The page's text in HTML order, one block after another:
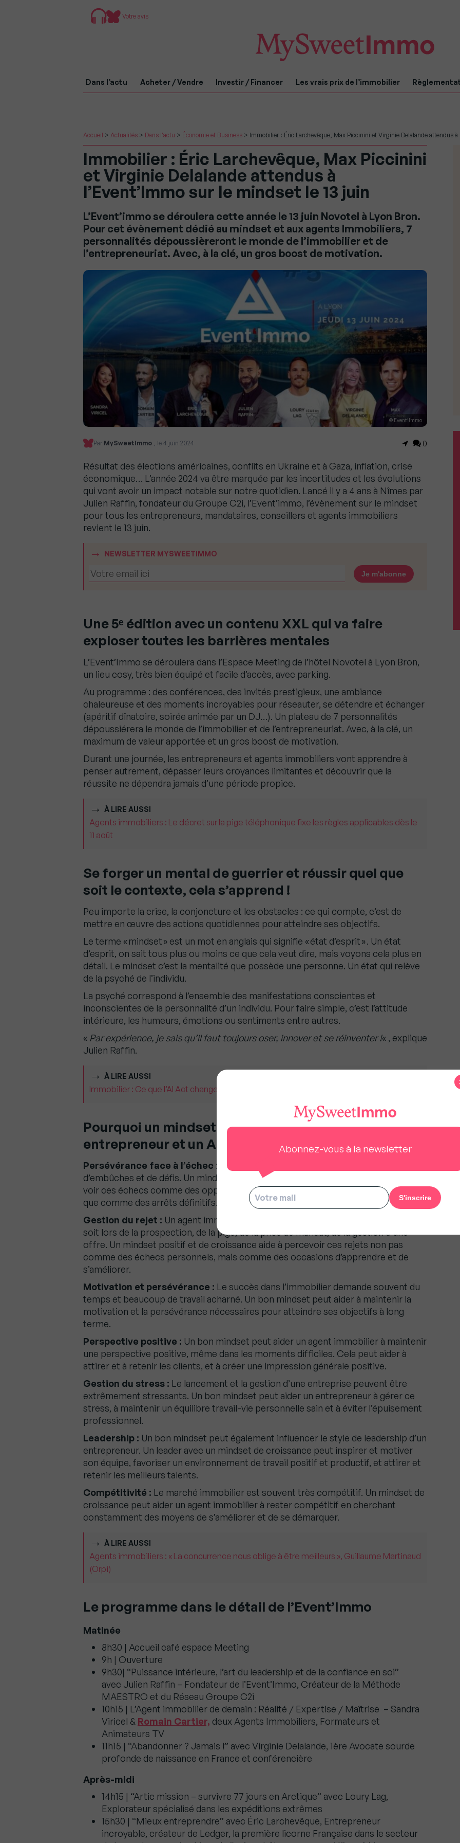
Votre avis
Dans l’actu Acheter / Vendre Investir / Financer Les vrais prix de l’immobilier
Accueil > Actualités > Dans l'actu > Économie et Business > Immobilier : Éric Larchevêque, Max Piccinini et Virginie Delalande attendus
Immobilier : Éric Larchevêque, Max Piccinini
et Virginie Delalande attendus à
l’Event’Immo sur le mindset le 13 juin
L’Event’immo se déroulera cette année le 13 juin Novotel à Lyon Bron.
Pour cet évènement dédié au mindset et aux agents Immobiliers, 7
personnalités dépoussièreront le monde de l’immobilier et de
l’entrepreneuriat. Avec, à la clé, un gros boost de motivation.
© Event’Immo
Par MySweetImmo , le 4 juin 2024 0
Résultat des élections américaines, conflits en Ukraine et à Gaza, inflation, crise
économique… L’année 2024 va être marquée par les incertitudes et les évolutions
qui vont avoir un impact notable sur notre quotidien. Lancé il y a 4 ans à Nîmes par
Julien Raffin, fondateur du Groupe C2i, l’Event’immo, l’évènement sur le mindset
pour tous les entrepreneurs, mandataires, conseillers et agents immobiliers
revient le 13 juin.
NEWSLETTER MYSWEETIMMO
Une 5ᵉ édition avec un contenu XXL qui va faire
exploser toutes les barrières mentales
L’Event’Immo se déroulera dans l’Espace Meeting de l’hôtel Novotel à Lyon Bron,
un lieu cosy, très bien équipé et facile d’accès, avec parking.
Au programme : des conférences, des invités prestigieux, une ambiance
chaleureuse et des moments incroyables pour réseauter, se détendre et échanger
(apéritif dînatoire, soirée animée par un DJ…). Un plateau de 7 personnalités
dépoussiérera le monde de l’immobilier et de l’entrepreneuriat. Avec, à la clé, un
maximum de valeur apportée et un gros boost de motivation.
Durant une journée, les entrepreneurs et agents immobiliers vont apprendre à
penser autrement, dépasser leurs croyances limitantes et découvrir que la
réussite ne dépendra jamais d’une période propice.
À LIRE AUSSI
Agents immobiliers : Le décret sur la pige téléphonique fixe les règles applicables dès le
11 août
Se forger un mental de guerrier et réussir quel que
soit le contexte, cela s’apprend !
Peu importe la crise, la conjoncture et les obstacles : ce qui compte, c’est de
mettre en œuvre des actions quotidiennes pour atteindre ses objectifs.
Le terme « mindset » est un mot en anglais qui signifie « état d’esprit » . Un état
d’esprit, on sait tous plus ou moins ce que cela veut dire, mais voyons cela plus en
détail. Le mindset c’est la mentalité que possède une personne. Un état qui relève
de la psyché de l’individu.
La psyché correspond à l’ensemble des manifestations conscientes et
inconscientes de la personnalité d’un individu. Pour faire simple, c’est l’attitude
intérieure, les humeurs, émotions ou sentiments entre autres.
« Par expérience, je sais qu’il faut toujours oser, innover et se réinventer !« , explique
Julien Raffin.
À LIRE AUSSI
Immobilier : Ce que l’AI Act change vraiment pour les agences depuis le 2 août 2026
Pourquoi un mindset fort est important pour un
entrepreneur et un Agent Immobilier?
Persévérance face à l’échec : L’entrepreneuriat est souvent une route semée
d’embûches et de défis. Un mindset de croissance permet à un entrepreneur de
voir ces échecs comme des opportunités d’apprentissage et de croissance plutôt
que comme des arrêts définitifs. Cela favorise la résilience et la persévérance.
Gestion du rejet : Un agent immobilier rencontre fréquemment des refus, que ce
soit lors de la prospection, de la pige, de la prise de mandat, de la gestion d’une
offre. Un mindset positif et de croissance aide à percevoir ces rejets non pas
comme des échecs personnels, mais comme des occasions d’apprendre et de
s’améliorer.
Motivation et persévérance : Le succès dans l’immobilier demande souvent du
temps et beaucoup de travail acharné. Un bon mindset peut aider à maintenir la
motivation et la persévérance nécessaires pour atteindre ses objectifs à long
terme.
Perspective positive : Un bon mindset peut aider un agent immobilier à maintenir
une perspective positive, même dans les moments difficiles. Cela peut aider à
attirer et à retenir les clients, et à créer une impression générale positive.
Gestion du stress : Le lancement et la gestion d’une entreprise peuvent être
extrêmement stressants. Un bon mindset peut aider un entrepreneur à gérer ce
stress, à maintenir un équilibre travail-vie personnelle sain et à éviter l’épuisement
professionnel.
Leadership : Un bon mindset peut également influencer le style de leadership d’un
entrepreneur. Un leader avec un mindset de croissance peut inspirer et motiver
son équipe, favoriser un environnement de travail positif et productif, et attirer et
retenir les meilleurs talents.
Compétitivité : Le marché immobilier est souvent très compétitif. Un mindset de
croissance peut aider un agent immobilier à rester compétitif en cherchant
constamment des moyens de s’améliorer et de se démarquer.
À LIRE AUSSI
Agents immobiliers : « La concurrence nous oblige à être meilleurs », Guillaume Martinaud
(Orpi)
Le programme dans le détail de l’Event’Immo
Matinée
8h30 | Accueil café espace Meeting
9h | Ouverture
9h30| “Puissance intérieure, l’art du leadership et de la confiance en soi”
avec Julien Raffin – Fondateur de l’Event’Immo, Créateur de la Méthode
MAESTRO et du Réseau Groupe C2i
10h15 | L’Agent immobilier de demain : Réalité / Expertise / Maîtrise – Sandra
Viricel & Romain Cartier, deux Agents Immobiliers, Formateurs et
Animateurs TV
11h15 | “Abandonner ? Jamais !” avec Virginie Delalande, 1ère Avocate sourde
profonde de naissance en France et conférencière
Après-midi
14h15 | “Artic mission – survivre 77 jours en Arctique” avec Loury Lag,
Explorateur spécialisé dans les expéditions extrêmes
15h30 | “Mieux entreprendre” avec Éric Larchevêque, Entrepreneur
incroyable, créateur de Ledger, la première licorne Française dans le secteur
Abonnez-vous à la newsletter